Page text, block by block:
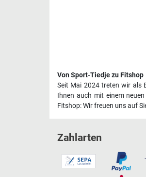
Von Sport-Tiedje zu Fitshop
Seit Mai 2024 treten wir als
Ihnen auch mit einem
Fitshop: Wir freuen uns auf
Zahlarten